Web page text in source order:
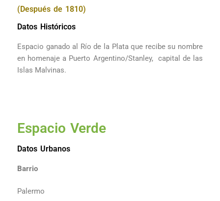
(Después de 1810)
Datos Históricos
Espacio ganado al Río de la Plata que recibe su nombre
en homenaje a Puerto Argentino/Stanley, capital de las
Islas Malvinas.
Espacio Verde
Datos Urbanos
Barrio
Palermo